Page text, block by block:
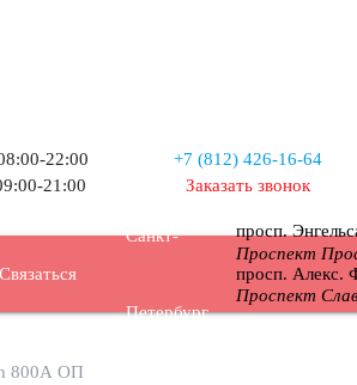
22:00
21:00
+7 (812) 426-16-64
Заказать звонок
Связаться
Санкт-
Петербург
просп.
Проспект
просп. Алекс.
Проспект
800А ОП